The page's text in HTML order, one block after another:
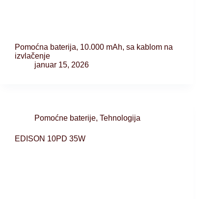
Pomoćna baterija, 10.000 mAh, sa kablom na
izvlačenje
januar 15, 2026
Pomoćne baterije, Tehnologija
EDISON 10PD 35W